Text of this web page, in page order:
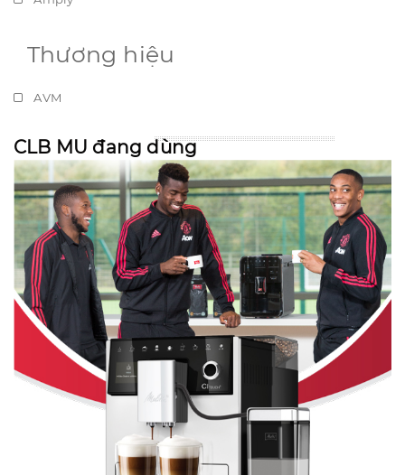
Thương hiệu
AVM
CLB MU đang dùng